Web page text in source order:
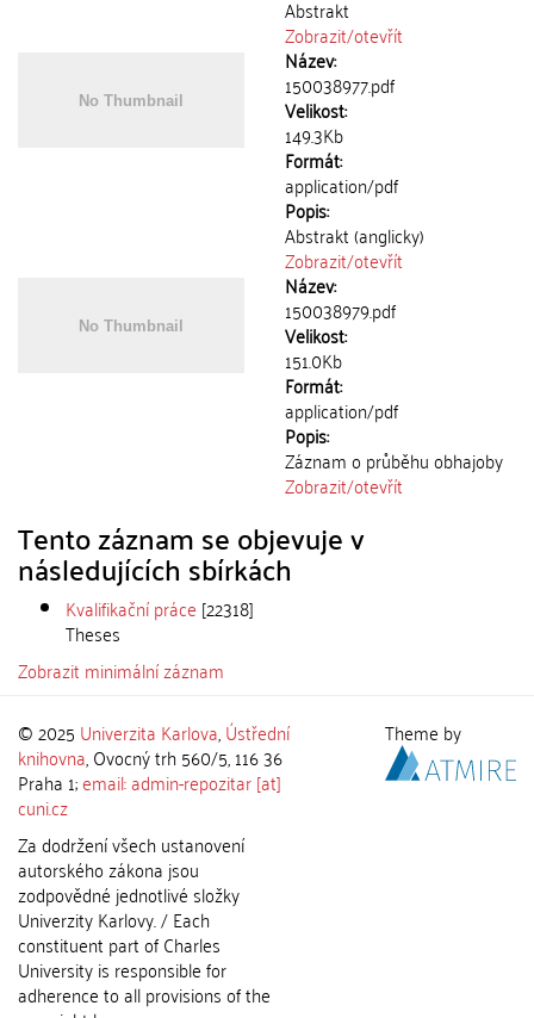
Abstrakt
Zobrazit/otevřít
Název:
150038977.pdf
Velikost:
149.3Kb
Formát:
application/pdf
Popis:
Abstrakt (anglicky)
Zobrazit/otevřít
Název:
150038979.pdf
Velikost:
151.0Kb
Formát:
application/pdf
Popis:
Záznam o průběhu obhajoby
Zobrazit/otevřít
Tento záznam se objevuje v
následujících sbírkách
Kvalifikační práce [22318]
Theses
Zobrazit minimální záznam
© 2025 Univerzita Karlova,Ústřední
knihovna, Ovocný trh 560/5, 116 36
Praha 1;email: admin-repozitar [at]
cuni.cz
Za dodržení všech ustanovení
autorského zákona jsou
zodpovědné jednotlivé složky
Univerzity Karlovy. / Each
constituent part of Charles
University is responsible for
adherence to all provisions of the
Theme by